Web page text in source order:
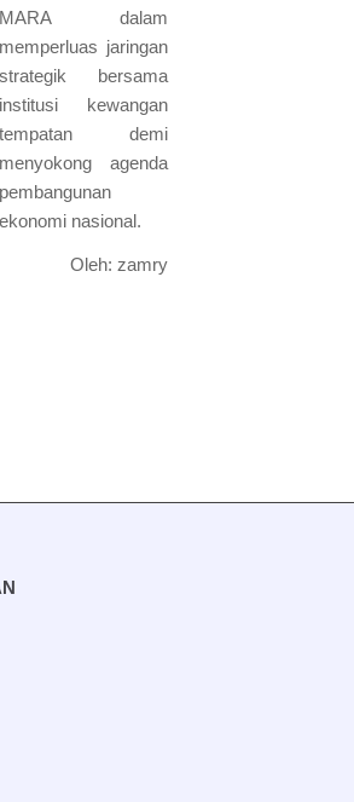
MARA dalam
memperluas jaringan
strategik bersama
institusi kewangan
tempatan demi
menyokong agenda
pembangunan
ekonomi nasional.
Oleh: zamry